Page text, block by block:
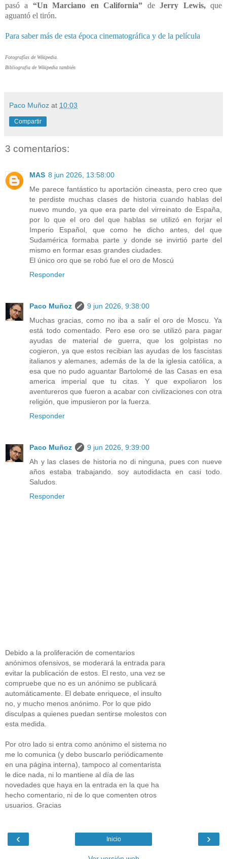
pasó a “Un Marciano en California” deJerry Lewis,que
aguantó el tirón.
Para saber más de esta época cinematográfica y de la película
Fotografías de Wikipedia.
Bibliografia de Wikipedia también
Paco Muñoz at 10:03
Compartir
3 comentarios:
MAS 8 jun 2026, 13:58:00
Me parece fantástico tu aportación cineasta, pero creo que
te perdiste muchas clases de historia cuando hablas del
nuevo mundo, ya que era parte del virreinato de España,
por lo que el oro del que hablas se utilizó en forjar el
Imperio Español, que como he dicho antes, del que
Sudamérica formaba parte y donde se invirtió parte del
mismo en formar esas grandes ciudades.
El único oro que se robó fue el oro de Moscú
Responder
Paco Muñoz
9 jun 2026, 9:38:00
Muchas gracias, como no iba a salir el oro de Moscu. Ya
está todo comentado. Pero ese oro se utilizó para pagar
ayudas de material de guerra, que los golpistas no
cogieron, ya que estos recibian las ayudas de los fascistas
italianos y alemanes, además de la de la iglesia católica, a
esa que no pudo aguantar Bartolomé de las Casas en esa
america imperial que tu citas. Y que expoliaron los
aventureros que fueron a acabar con civilizaciones con otra
religión, que impusieron por la fuerza.
Responder
Paco Muñoz
9 jun 2026, 9:39:00
Ah y las clases de historia no di ninguna, pues con nueve
años estaba trabajando. soy autodidacta en casi todo.
Saludos.
Responder
Debido a la proliferación de comentarios
anónimos ofensivos, se moderará la entrada para
evitar la publicación de estos. El resto, una vez se
compruebe que no es un anónimo se publicará
automáticamente. El debate enriquece, el insulto
no, y mucho menos anónimo. Por lo que pido
disculpas a quienes puedan sentirse molestos con
esta medida.
Por otro lado si entra como anónimo el sistema no
me lo comunica (y debo buscarlo periódicamente
en una página interna), tampoco al comentarista
le dice nada, ni lo mantiene al día de las
novedades que haya en la entrada en la que ha
hecho comentario, ni de lo que comenten otros
usuarios. Gracias
‹ ›
Inicio